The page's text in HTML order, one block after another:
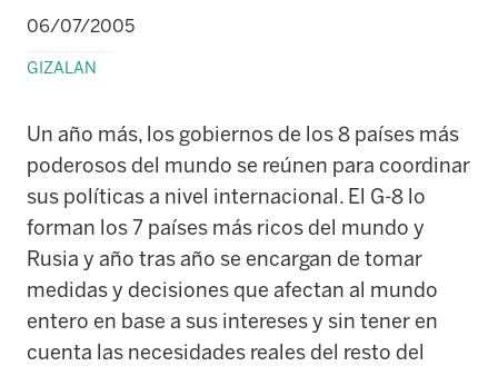
06/07/2005
GIZALAN
Un año más, los gobiernos de los 8 países más
poderosos del mundo se reúnen para coordinar
sus políticas a nivel internacional. El G-8 lo
forman los 7 países más ricos del mundo y
Rusia y año tras año se encargan de tomar
medidas y decisiones que afectan al mundo
entero en base a sus intereses y sin tener en
cuenta las necesidades reales del resto del